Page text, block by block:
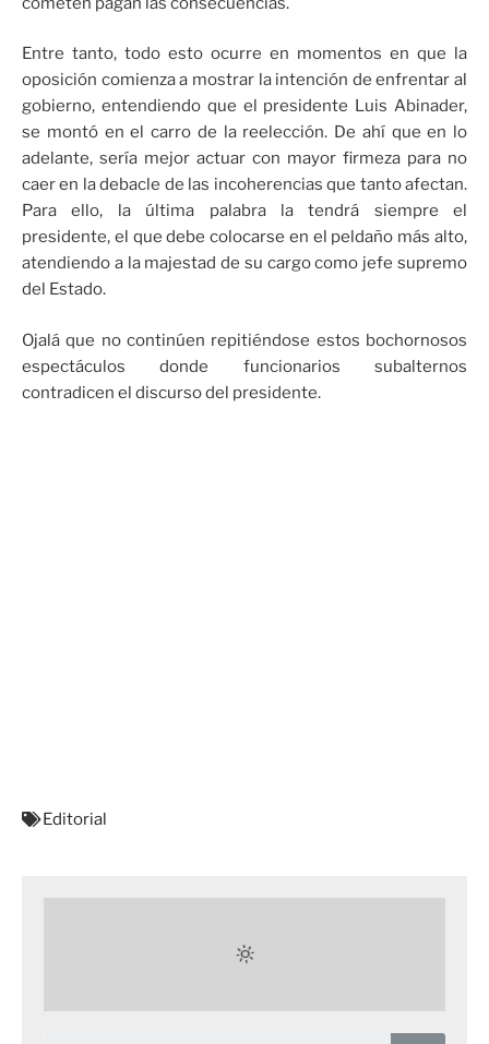
Entre tanto, todo esto ocurre en momentos en que la
oposición comienza a mostrar la intención de enfrentar al
gobierno, entendiendo que el presidente Luis Abinader,
se montó en el carro de la reelección. De ahí que en lo
adelante, sería mejor actuar con mayor firmeza para no
caer en la debacle de las incoherencias que tanto afectan.
Para ello, la última palabra la tendrá siempre el
presidente, el que debe colocarse en el peldaño más alto,
atendiendo a la majestad de su cargo como jefe supremo
del Estado.
Ojalá que no continúen repitiéndose estos bochornosos
espectáculos donde funcionarios subalternos
contradicen el discurso del presidente.
Editorial